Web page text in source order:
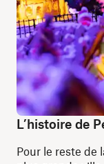
L’histoire de
Pour le reste de